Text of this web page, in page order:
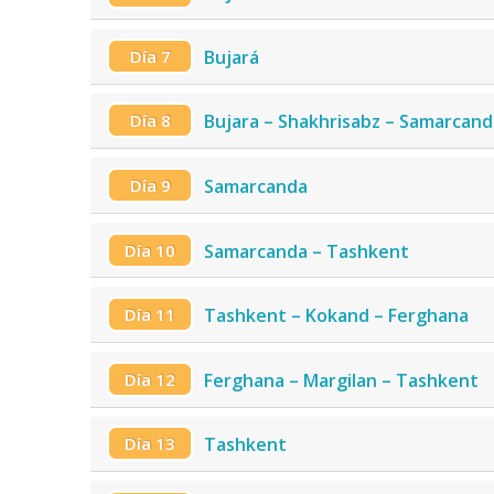
Día 7 Bujará
Día 8 Bujara – Shakhrisabz –
Día 9 Samarcanda
Día 10 Samarcanda – Tashkent
Día 11 Tashkent – Kokand – Ferghana
Día 12 Ferghana – Margilan – Tashkent
Día 13 Tashkent